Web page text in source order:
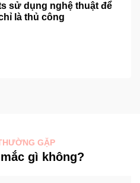
sử dụng nghệ thuật để
là thủ công
GẶP
gì không?